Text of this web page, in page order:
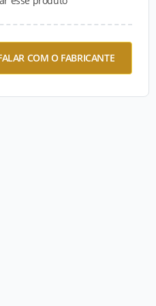
COM O FABRICANTE